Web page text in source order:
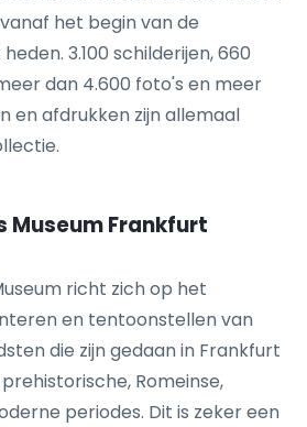
het begin van de
3.100 schilderijen, 660
dan 4.600 foto's en meer
en afdrukken zijn allemaal
Museum Frankfurt
richt zich op het
en tentoonstellen van
die zijn gedaan in Frankfurt
Romeinse,
periodes. Dit is zeker een